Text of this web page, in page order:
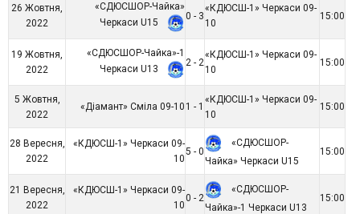
26 Жовтня,
2022
«СДЮСШОР-Чайка»
Черкаси U15
0 - 3
«КДЮСШ-1» Черкаси 09-
10
15:00
19 Жовтня,
2022
«СДЮСШОР-Чайка»-1
Черкаси U13
2 - 2
«КДЮСШ-1» Черкаси 09-
10
15:00
5 Жовтня,
2022
«Діамант» Сміла 09-10 1 - 1
«КДЮСШ-1» Черкаси 09-
10
15:00
28 Вересня,
2022
«КДЮСШ-1» Черкаси 09-
10
5 - 0
«СДЮСШОР-
Чайка» Черкаси U15
15:00
21 Вересня,
2022
«КДЮСШ-1» Черкаси 09-
10
0 - 2
«СДЮСШОР-
Чайка»-1 Черкаси U13
15:00